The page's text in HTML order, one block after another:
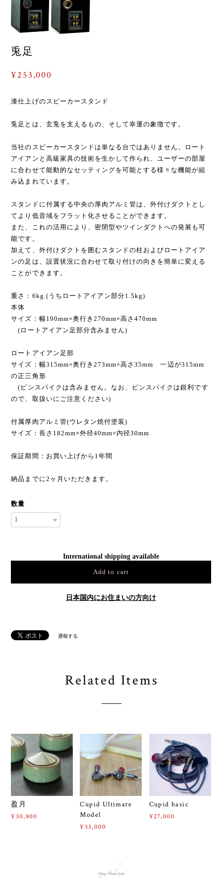
兎足
¥253,000
漆仕上げのスピーカースタンド
兎足とは、玄兎を支えるもの、そして幸運の象徴です。
当社のスピーカースタンドは単なる台ではありません。ロート
アイアンと高級家具の技術を生かして作られ、ユーザーの部屋
に合わせて能動的なセッティングを可能とする様々な機能が組
み込まれています。
スタンドに付属する中央の厚肉アルミ管は、外付けダクトとし
てより低音域をフラット化させることができます。
また、これの活用により、密閉型やツインダクトへの発展も可
能です。
加えて、外付けダクトを囲むスタンドの柱およびロートアイア
ンの足は、設置状況に合わせて取り付けの向きを簡単に変える
ことができます。
重さ：6kg (うちロートアイアン部分1.5kg)
本体
サイズ：幅190mm×奥行き270mm×高さ470mm
(ロートアイアン足部分含みません)
ロートアイアン足部
サイズ：幅315mm×奥行き273mm×高さ35mm 一辺が315mm
の正三角形
(ピンスパイクは含みません。なお、ピンスパイクは鋭利です
ので、取扱いにご注意ください)
付属厚肉アルミ管(ウレタン焼付塗装)
サイズ：長さ182mm×外径40mm×内径30mm
保証期間：お買い上げから1年間
納品までに2ヶ月いただきます。
数量
International shipping available
Add to cart
日本国内にお住まいの方向け
通報する
Related Items
盈月
¥30,800
Cupid Ultimate
Model
¥53,000
Cupid basic
¥27,000